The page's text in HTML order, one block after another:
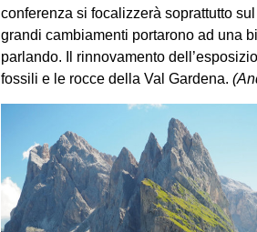
conferenza si focalizzerà soprattutto
grandi cambiamenti portarono ad una
parlando. Il rinnovamento
fossili e le rocce della Val Gardena.